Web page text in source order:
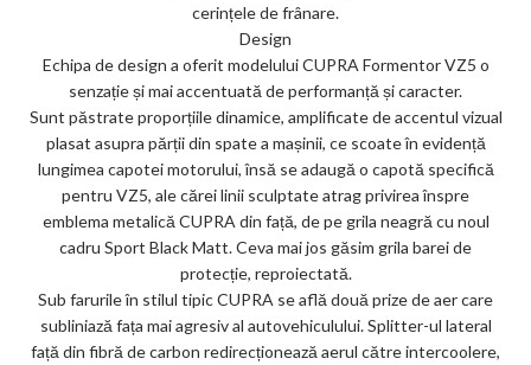
cerințele de frânare.
Design
Echipa de design a oferit modelului CUPRA Formentor VZ5 o
senzație și mai accentuată de performanță și caracter.
Sunt păstrate proporțiile dinamice, amplificate de accentul vizual
plasat asupra părții din spate a mașinii, ce scoate în evidență
lungimea capotei motorului, însă se adaugă o capotă specifică
pentru VZ5, ale cărei linii sculptate atrag privirea înspre
emblema metalică CUPRA din față, de pe grila neagră cu noul
cadru Sport Black Matt. Ceva mai jos găsim grila barei de
protecție, reproiectată.
Sub farurile în stilul tipic CUPRA se află două prize de aer care
subliniază fața mai agresiv al autovehiculului. Splitter-ul lateral
față din fibră de carbon redirecționează aerul către intercoolere,